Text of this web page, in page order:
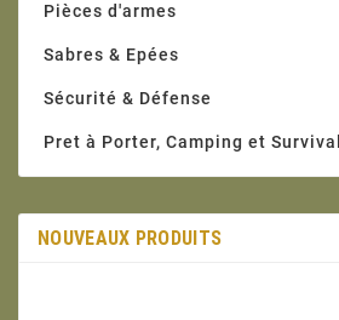
Pièces d'armes
Sabres & Epées
Sécurité & Défense
Pret à Porter, Camping et
NOUVEAUX PRODUITS